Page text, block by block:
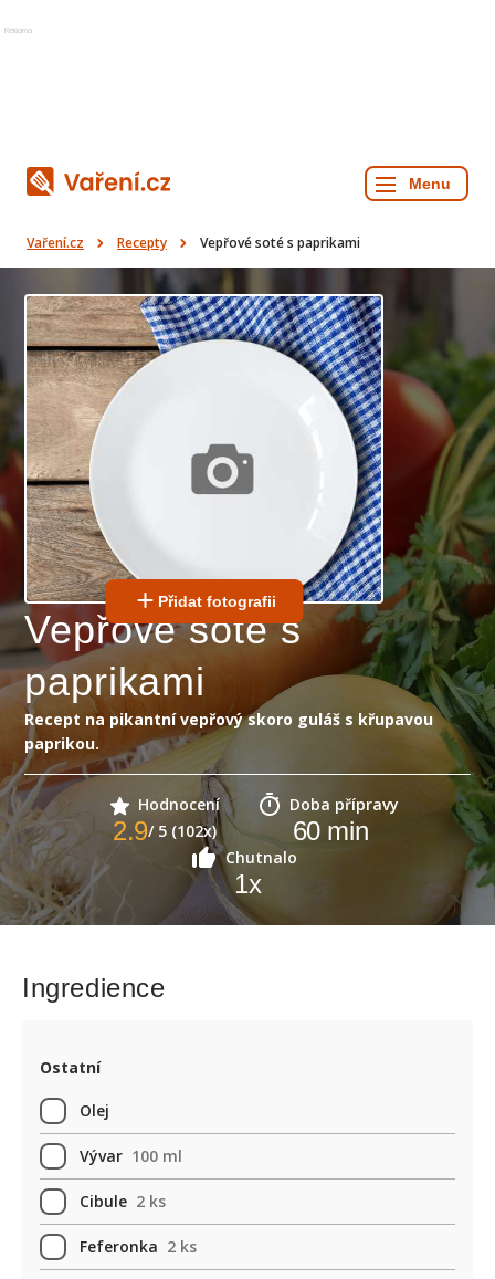
Reklama
Vaření.cz Recepty Vepřové soté s paprikami
Přidat fotografii
Vepřové soté s
paprikami
Recept na pikantní vepřový skoro guláš s křupavou
paprikou.
Hodnocení
2.9/ 5 (102x)
Doba přípravy
60min
Chutnalo
1x
Ingredience
Ostatní
Olej
Vývar 100 ml
Cibule 2 ks
Feferonka 2 ks